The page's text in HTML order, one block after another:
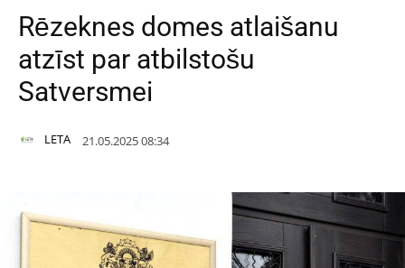
Rēzeknes domes atlaišanu
atzīst par atbilstošu
Satversmei
LETA 21.05.2025 08:34